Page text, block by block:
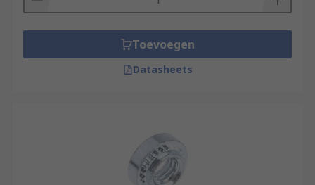
Toevoegen
Datasheets